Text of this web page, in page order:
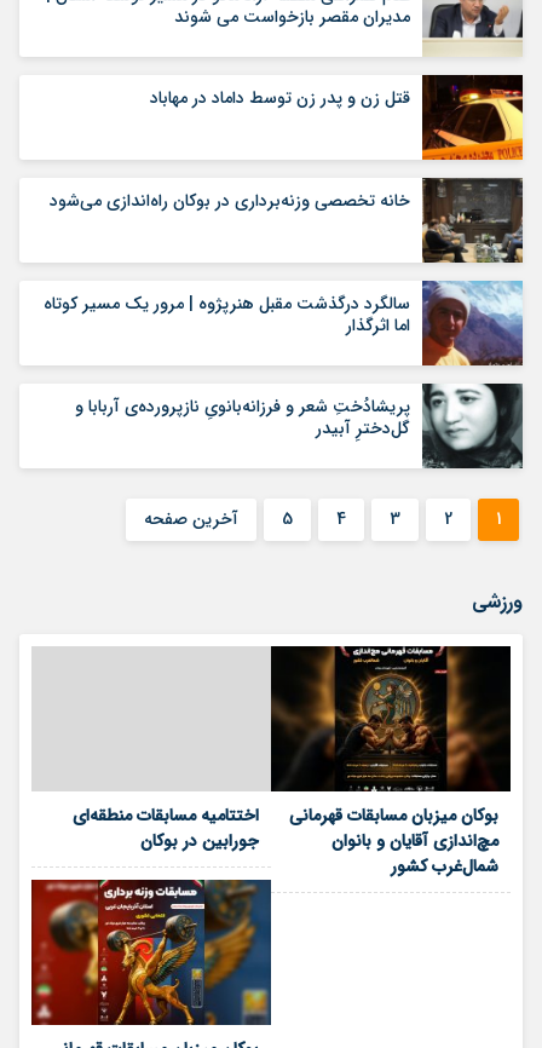
مدیران مقصر بازخواست می شوند
قتل زن و پدر زن توسط داماد در مهاباد
خانه تخصصی وزنه‌برداری در بوکان راه‌اندازی می‌شود
سالگرد درگذشت مقبل هنرپژوه | مرور یک مسیر کوتاه
اما اثرگذار
پریشادُختِ شعر و فرزانە‌بانویِ نازپروردەی آربابا و
گل‌دخترِ آبیدر
1
2
3
4
5 آخرین صفحه
ورزشی
بوکان میزبان مسابقات قهرمانی
مچ‌اندازی آقایان و بانوان
شمال‌غرب کشور
اختتامیه مسابقات منطقه‌ای
جورابین در بوکان